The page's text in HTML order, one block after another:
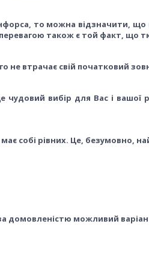
то можна відзначити,
також є той факт, що
не втрачає свій початковий
чудовий вибір для Вас і
собі рівних. Це, безумовно,
домовленістю можливий